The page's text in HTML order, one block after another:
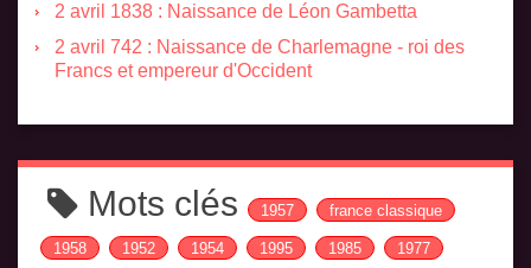
2 avril 1838 : Naissance de Léon Gambetta
2 avril 742 : Naissance de Charlemagne - roi des
Francs et empereur d'Occident
Mots clés 1957 france classique
1958 1952 1954 1995 1985 1977